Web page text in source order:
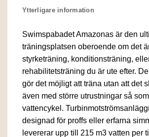
Ytterligare information
Swimspabadet Amazonas är den
träningsplatsen oberoende om det
styrketräning, konditionsträning,
rehabilitetsträning du är ute efter.
gör det möjligt att träna utan att det
även med större utrustningar så
vattencykel.
designad för proffs eller erfarna
levererar upp till 215 m3 vatten per